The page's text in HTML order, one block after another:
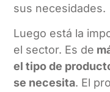
sus necesidades.
Luego está la
el sector. Es de
el tipo de
se necesita. El